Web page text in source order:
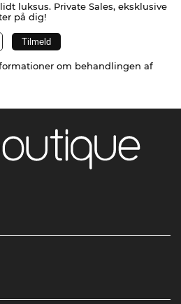
luksus. Private Sales, eksklusive
på dig!
om behandlingen af